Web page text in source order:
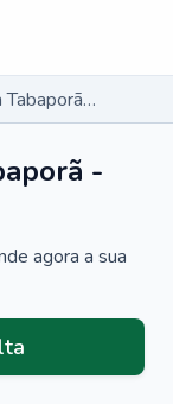
Infectologista em Tabaporã - MT
-
agora a sua